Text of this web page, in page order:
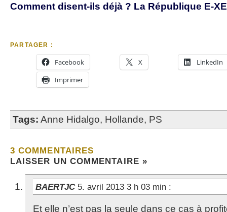
Comment disent-ils déjà ? La République E-
PARTAGER :
Facebook X
LinkedIn
Imprimer
Tags: Anne Hidalgo, Hollande, PS
3 COMMENTAIRES
LAISSER UN COMMENTAIRE »
BAERTJC 5. avril 2013 3 h 03 min :
Et elle n’est pas la seule dans ce cas à